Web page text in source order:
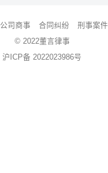
公司商事 合同纠纷 刑事案件
© 2022董言律事
沪ICP备 2022023986号